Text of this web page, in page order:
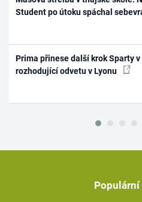
Student po útoku spáchal
Prima přinese další krok Sparty
rozhodující odvetu v Lyonu
Populární